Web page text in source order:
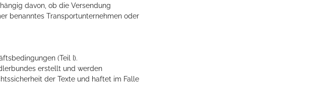
davon, ob die Versendung
benanntes Transportunternehmen oder
(Teil I).
erstellt und werden
der Texte und haftet im Falle